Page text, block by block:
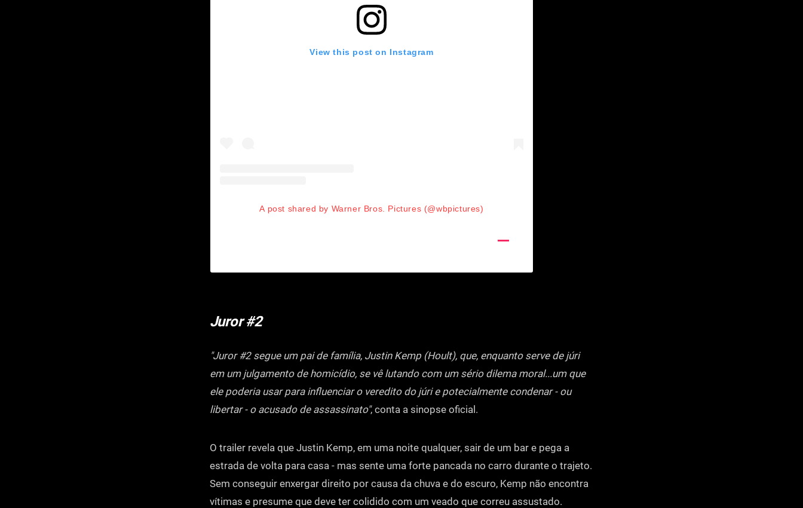
View this post on Instagram
A post shared by Warner Bros. Pictures (@wbpictures)
Juror #2
"Juror #2 segue um pai de família, Justin Kemp (Hoult), que, enquanto serve de júri
em um julgamento de homicídio, se vê lutando com um sério dilema moral...um que
ele poderia usar para influenciar o veredito do júri e potecialmente condenar - ou
libertar - o acusado de assassinato", conta a sinopse oficial.
O trailer revela que Justin Kemp, em uma noite qualquer, sair de um bar e pega a
estrada de volta para casa - mas sente uma forte pancada no carro durante o trajeto.
Sem conseguir enxergar direito por causa da chuva e do escuro, Kemp não encontra
vítimas e presume que deve ter colidido com um veado que correu assustado.